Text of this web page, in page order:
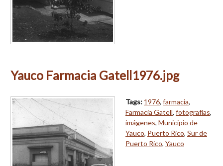
Yauco Farmacia Gatell1976.jpg
Tags: 1976, farmacia,
Farmacia Gatell, fotografías,
imágenes, Municipio de
Yauco, Puerto Rico, Sur de
Puerto Rico, Yauco